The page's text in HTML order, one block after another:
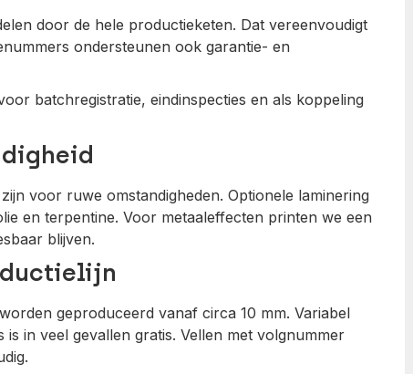
door de hele productieketen. Dat vereenvoudigt
ondersteunen ook garantie- en
batchregistratie, eindinspecties en als koppeling
voor ruwe omstandigheden. Optionele laminering
en terpentine. Voor metaaleffecten printen we een
blijven.
geproduceerd vanaf circa 10 mm. Variabel
in veel gevallen gratis. Vellen met volgnummer